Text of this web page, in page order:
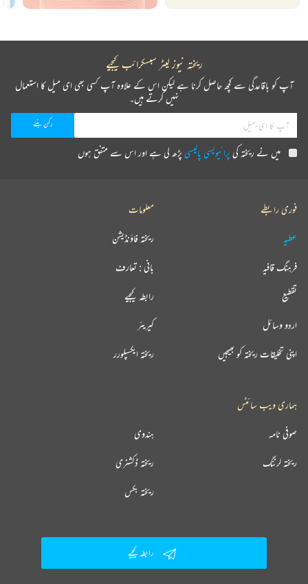
ریختہ نیوز لیٹر سبسکرائب کیجیے
آپ کو باقاعدگی سے کچھ حاصل کرنا ہے لیکن اس کے علاوہ آپ کسی بھی ای میل کا استعمال
نہیں کرتے ہیں۔
میں نے ریختہ کیپرائیویسی پالیسیپڑھ لی ہے اور اس سے متفق ہوں
فوری رابطے
عطیہ
فرہنگ قافیہ
تقطیع
اردو وسائل
اپنی تخلیقات ریختہ کو بھیجیں
معلومات
ریختہ فاؤنڈیشن
بانی : تعارف
رابطہ کیجیے
کیریئر
ریختہ ایکسپلورر
ہماری ویب سائٹس
ہندوی صوفی نامہ
ریختہ ڈکشنری ریختہ لرننگ
ریختہ بکس
رابطہ کیجیے